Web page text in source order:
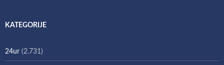
KATEGORIJE
24ur (2.731)